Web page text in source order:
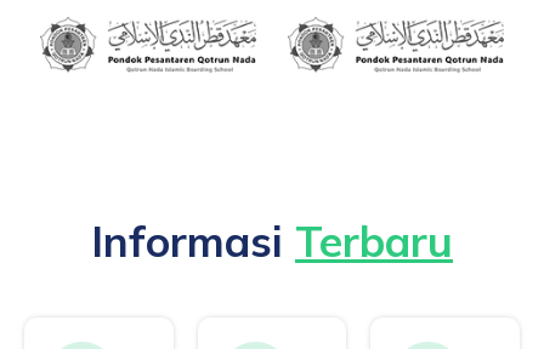
Informasi Terbaru